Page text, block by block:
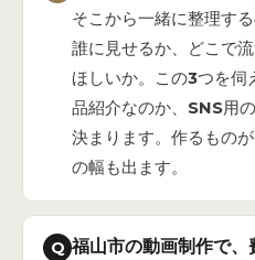
そこから一緒に整理す
誰に見せるか、どこで
ほしいか。この3つを伺
品紹介なのか、SNS用
決まります。作るもの
の幅も出ます。
Q 福山市の動画制作で、